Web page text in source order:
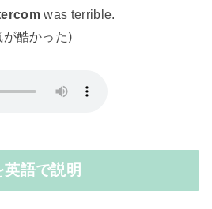
was terrible.
酷かった)
語で説明